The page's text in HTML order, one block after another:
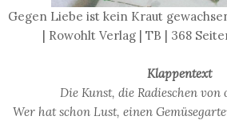
Gegen Liebe ist kein Kraut
| Rowohlt Verlag | TB | 368
Klappentext
Die Kunst, die Radieschen von
Wer hat schon Lust, einen